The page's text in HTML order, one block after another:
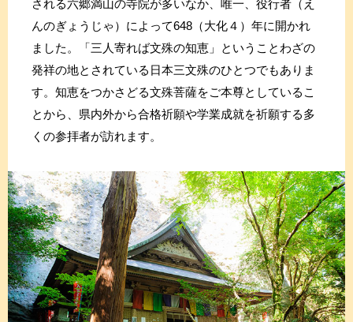
される六郷満山の寺院が多いなか、唯一、役行者（え
んのぎょうじゃ）によって648（大化４）年に開かれ
ました。「三人寄れば文殊の知恵」ということわざの
発祥の地とされている日本三文殊のひとつでもありま
す。知恵をつかさどる文殊菩薩をご本尊としているこ
とから、県内外から合格祈願や学業成就を祈願する多
くの参拝者が訪れます。